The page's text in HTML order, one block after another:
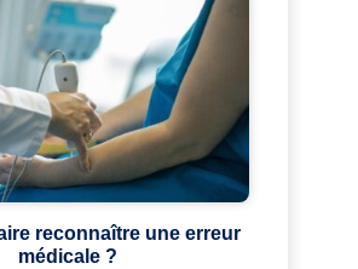
reconnaître une erreur
médicale ?